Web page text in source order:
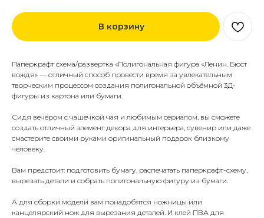
В корзину
Паперкрафт схема/развертка «Полигональная фигура «Ленин. Бюст
вождя» — отличный способ провести время за увлекательным
творческим процессом создания полигональной объёмной 3Д-
фигуры из картона или бумаги.
Сидя вечером с чашечкой чая и любимым сериалом, вы сможете
создать отличный элемент декора для интерьера, сувенир или даже
смастерите своими руками оригинальный подарок близкому
человеку.
Вам предстоит: подготовить бумагу, распечатать паперкрафт-схему,
вырезать детали и собрать полигональную фигуру из бумаги.
А для сборки модели вам понадобятся ножницы или
канцелярский нож для вырезания деталей. И клей ПВА для